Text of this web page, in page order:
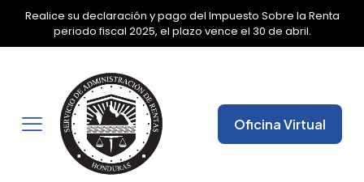
Realice su declaración y pago del Impuesto Sobre la Renta
periodo fiscal 2025, el plazo vence el 30 de abril.
✕
Oficina Virtual